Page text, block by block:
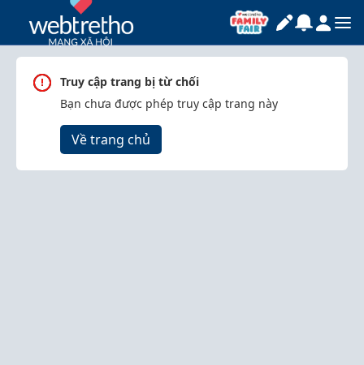
Truy cập trang bị từ chối
Bạn chưa được phép truy cập trang này
Về trang chủ